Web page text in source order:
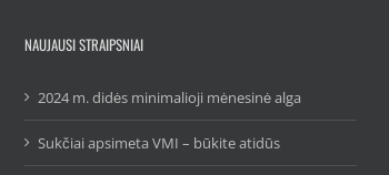
NAUJAUSI STRAIPSNIAI
2024 m. didės minimalioji mėnesinė alga
Sukčiai apsimeta VMI – būkite atidūs